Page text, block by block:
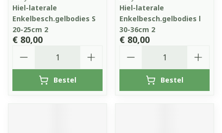
Hiel-laterale
Enkelbesch.gelbodies S
20-25cm 2
€ 80,00
Bestel
Hiel-laterale
Enkelbesch.gelbodies l
30-36cm 2
€ 80,00
Bestel